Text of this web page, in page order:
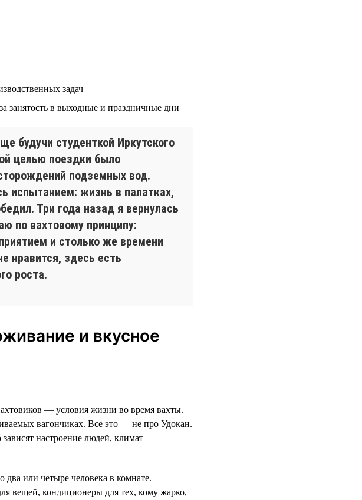
задач
занятость в выходные и праздничные дни
будучи студенткой Иркутского
целью поездки было
подземных вод.
испытанием: жизнь в палатках,
Три года назад я вернулась
по вахтовому принципу:
и столько же времени
нравится, здесь есть
роста.
и вкусное
— условия жизни во время вахты.
вагончиках. Все это — не про Удокан.
настроение людей, климат
или четыре человека в комнате.
вещей, кондиционеры для тех, кому жарко,